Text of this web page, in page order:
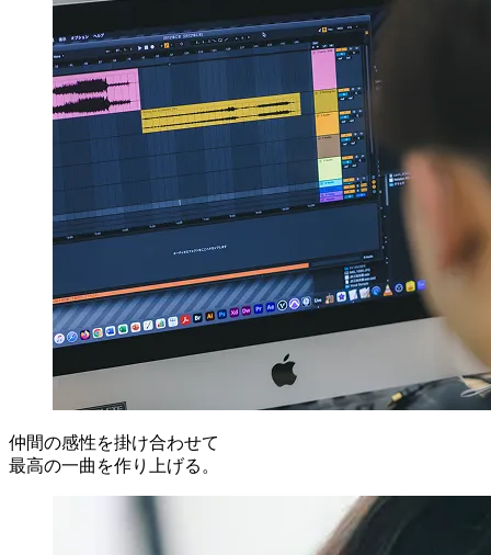
仲間の感性を掛け合わせて
最高の一曲を作り上げる。